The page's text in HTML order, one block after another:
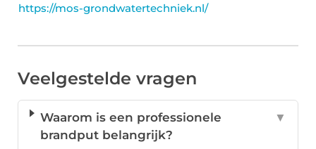
https://mos-grondwatertechniek.nl/
Veelgestelde vragen
Waarom is een professionele
brandput belangrijk?
▼